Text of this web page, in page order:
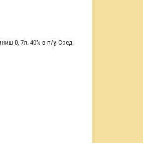
0, 7л. 40% в п/у, Соед.